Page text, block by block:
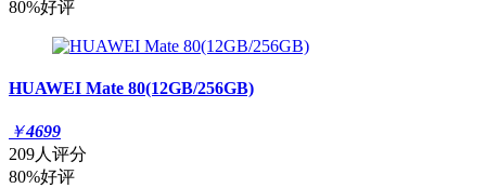
80%好评
HUAWEI Mate 80(12GB/256GB)
￥4699
209人评分
80%好评